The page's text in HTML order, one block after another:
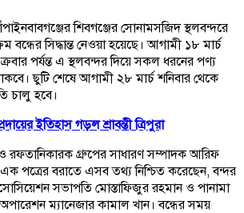
শিবগঞ্জের সোনামসজিদ স্থলবন্দরে
বন্ধের সিদ্ধান্ত নেওয়া হয়েছে। আগামী ১৮ মার্চ
পর্যন্ত এ স্থলবন্দর দিয়ে সকল ধরনের পণ্য
ছুটি শেষে আগামী ২৮ মার্চ শনিবার থেকে
চালু হবে।
ইতিহাস গড়ল শ্রাবন্তী ত্রিপুরা
রফতানিকারক গ্রুপের সাধারণ সম্পাদক আরিফ
এক পত্রের বরাতে এসব তথ্য নিশ্চিত করেছেন, বন্দর
সভাপতি মোস্তাফিজুর রহমান ও পানামা
ম্যানেজার কামাল খান। বন্ধের সময়